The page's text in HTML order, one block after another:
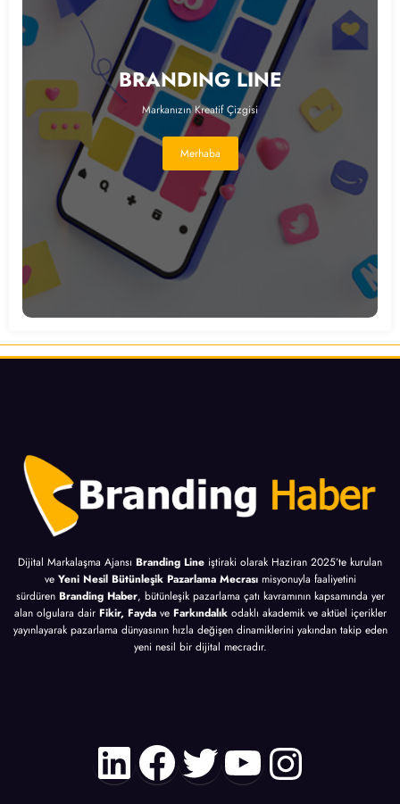
BRANDING LINE
Markanızın Kreatif Çizgisi
Merhaba
Dijital Markalaşma Ajansı Branding Line iştiraki olarak Haziran 2025’te kurulan
ve Yeni Nesil Bütünleşik Pazarlama Mecrası misyonuyla faaliyetini
sürdüren Branding Haber, bütünleşik pazarlama çatı kavramının kapsamında yer
alan olgulara dair Fikir, Fayda ve Farkındalık odaklı akademik ve aktüel içerikler
yayınlayarak pazarlama dünyasının hızla değişen dinamiklerini yakından takip eden
yeni nesil bir dijital mecradır.
LinkedIn
Facebook
Twitter
YouTube